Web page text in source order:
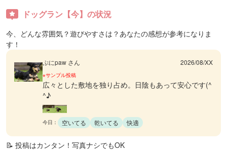
ドッグラン【今】の状況
今、どんな雰囲気？遊びやすさは？あなたの感想が参考になりま
す！
ぷにpaw さん 2026/08/XX
※サンプル投稿
広々とした敷地を独り占め。日陰もあって安心です(^
^♪
今日： 空いてる 乾いてる 快適
📝 投稿はカンタン！写真ナシでもOK